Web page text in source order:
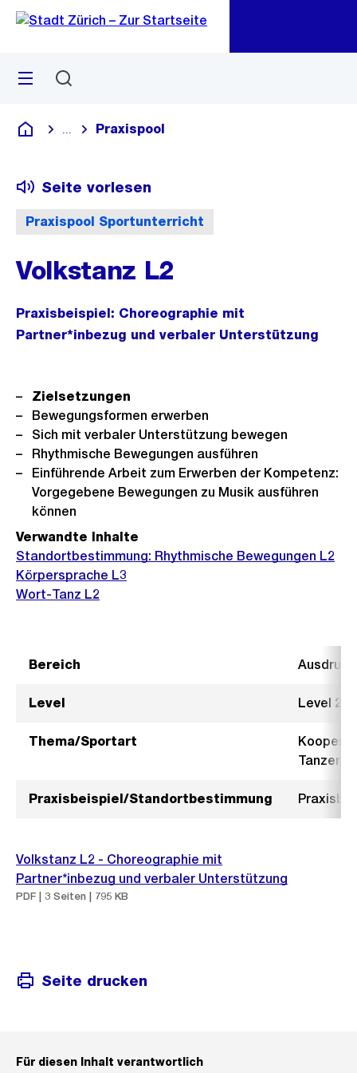
Navigation
Sprunglink
Menü
Deutsch
Blende alle Breadcrumbs ein
Praxispool
Praxispool Sportunterricht
Seite vorlesen
Volkstanz L2
Praxisbeispiel: Choreographie mit
Partner*inbezug und verbaler Unterstützung
Zielsetzungen
Bewegungsformen erwerben
Sich mit verbaler Unterstützung bewegen
Rhythmische Bewegungen ausführen
Einführende Arbeit zum Erwerben der Kompetenz:
Vorgegebene Bewegungen zu Musik ausführen
können
Verwandte Inhalte
Standortbestimmung: Rhythmische Bewegungen L2
Körpersprache L3
Wort-Tanz L2
Bereich Ausdruck
Level Level 2
Thema/Sportart
Tanzen
Praxisbeispiel/Standortbestimmung
Volkstanz L2 - Choreographie mit
Partner*inbezug und verbaler Unterstützung
PDF | 3 Seiten | 795 KB
Seite drucken
Für diesen Inhalt verantwortlich